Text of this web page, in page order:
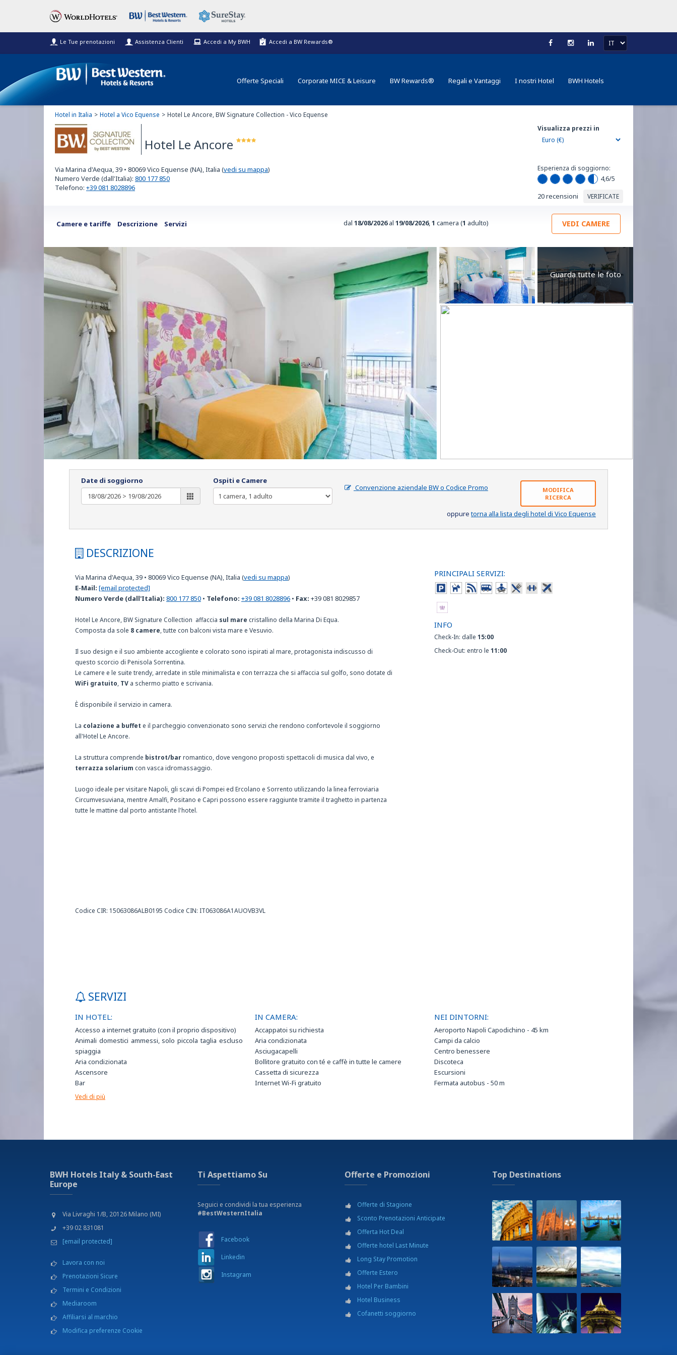
Le Tue prenotazioni Assistenza Clienti Accedi a My BWH Accedi a BW Rewards®
Offerte Speciali Corporate MICE & Leisure BW Rewards® Regali e Vantaggi I nostri Hotel BWH Hotels
Hotel in Italia Hotel a Vico Equense Hotel Le Ancore, BW Signature Collection - Vico Equense
BW Signature
Collection
Hotel Le Ancore
Visualizza prezzi in
Via Marina d'Aequa, 39 • 80069Vico Equense (NA), Italia (vedi su mappa)
Numero Verde (dall'Italia): 800 177 850
Telefono: +39 081 8028896
Esperienza di soggiorno:
4,6/5
20 recensioni
VERIFICATE
Camere e tariffe Descrizione Servizi dal 18/08/2026al 19/08/2026,1 camera (1 adulto) VEDI CAMERE
Guarda tutte le foto
Date di soggiorno Ospiti e Camere
Convenzione aziendale BW o Codice Promo
MODIFICA
RICERCA
oppuretorna alla lista degli hotel di Vico Equense
DESCRIZIONE
Via Marina d'Aequa, 39 • 80069Vico Equense (NA), Italia (vedi su mappa)
E-Mail: [email protected]
Numero Verde (dall'Italia): 800 177 850 • Telefono: +39 081 8028896 • Fax: +39 081 8029857
Hotel Le Ancore, BW Signature Collection affaccia sul mare cristallino della Marina Di Equa.
Composta da sole 8 camere, tutte con balconi vista mare e Vesuvio.
Il suo design e il suo ambiente accogliente e colorato sono ispirati al mare, protagonista indiscusso di
questo scorcio di Penisola Sorrentina.
Le camere e le suite trendy, arredate in stile minimalista e con terrazza che si affaccia sul golfo, sono dotate di
WiFi gratuito, TV a schermo piatto e scrivania.
È disponibile il servizio in camera.
La colazione a buffet e il parcheggio convenzionato sono servizi che rendono confortevole il soggiorno
all'Hotel Le Ancore.
La struttura comprende bistrot/barromantico, dove vengono proposti spettacoli di musica dal vivo, e
terrazza solarium con vasca idromassaggio.
Luogo ideale per visitare Napoli, gli scavi di Pompei ed Ercolano e Sorrento utilizzando la linea ferroviaria
Circumvesuviana, mentre Amalfi, Positano e Capri possono essere raggiunte tramite il traghetto in partenza
tutte le mattine dal porto antistante l'hotel.
Codice CIR: 15063086ALB0195 Codice CIN: IT063086A1AUOVB3VL
PRINCIPALI SERVIZI:
INFO
Check-In: dalle15:00
Check-Out: entro le11:00
SERVIZI
IN HOTEL:
Accesso a internet gratuito (con il proprio dispositivo)
Animali domestici ammessi, solo piccola taglia escluso
spiaggia
Aria condizionata
Ascensore
Bar
Camere con balcone
Culla disponibile su richiesta (con supplemento)
Deposito bagagli
Internet Wi-Fi gratuito
Letto aggiunto disponibile su richiesta
Parcheggio disabili
Parcheggio Gratuito all'aperto in struttura
Prenotazione eventi e servizi turistici
Prodotti senza glutine per celiaci su richiesta
Sauna
Servizio fax, fotocopie, stampa
Servizio in camera
Servizio lavanderia
Servizio navetta gratuito per la la stazione di Vico
IN CAMERA:
Accappatoi su richiesta
Aria condizionata
Asciugacapelli
Bollitore gratuito con té e caffè in tutte le camere
Cassetta di sicurezza
Internet Wi-Fi gratuito
NEI DINTORNI:
Aeroporto Napoli Capodichino - 45 km
Campi da calcio
Centro benessere
Discoteca
Escursioni
Fermata autobus - 50 m
Ristorante - La Torre Del Saracino - 400 m
Spiaggia - Spiaggia di Seiano - 50 m
Stazione ferroviaria - Seiano - Linea Circumvesuiana
Teatro - Teatro Mio - 1,5 km
Vedi di più
BWH Hotels Italy & South-East
Europe
Via Livraghi 1/B, 20126 Milano (MI)
+39 02 831081
[email protected]
Lavora con noi
Prenotazioni Sicure
Termini e Condizioni
Mediaroom
Affiliarsi al marchio
Modifica preferenze Cookie
Ti Aspettiamo Su
Seguici e condividi la tua esperienza
#BestWesternItalia
Facebook
Linkedin
Instagram
Offerte e Promozioni
Offerte di Stagione
Sconto Prenotazioni Anticipate
Offerta Hot Deal
Offerte hotel Last Minute
Long Stay Promotion
Offerte Estero
Hotel Per Bambini
Hotel Business
Cofanetti soggiorno
Top Destinations